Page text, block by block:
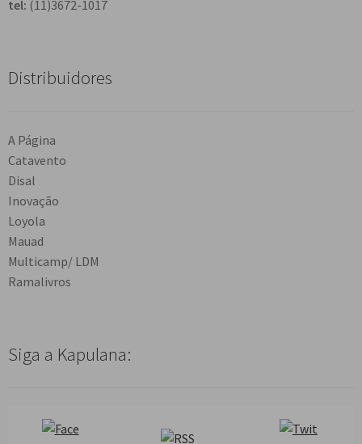
tel: (11)3672-1017
Distribuidores
A Página
Catavento
Disal
Inovação
Loyola
Mauad
Multicamp/ LDM
Ramalivros
Siga a Kapulana: